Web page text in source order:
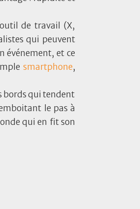
de travail (X,
qui peuvent
événement, et ce
smartphone,
bords qui tendent
le pas à
qui en fit son